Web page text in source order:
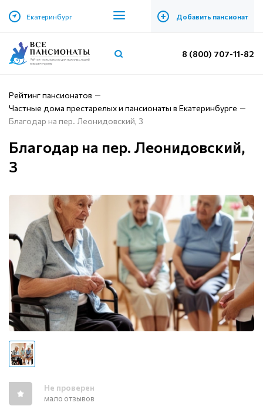
Екатеринбург + Добавить пансионат
8 (800) 707-11-82
Рейтинг пансионатов
Частные дома престарелых и пансионаты в Екатеринбурге
Благодар на пер. ​Леонидовский, 3
Благодар на пер. ​Леонидовский,
3
Не проверен
мало отзывов